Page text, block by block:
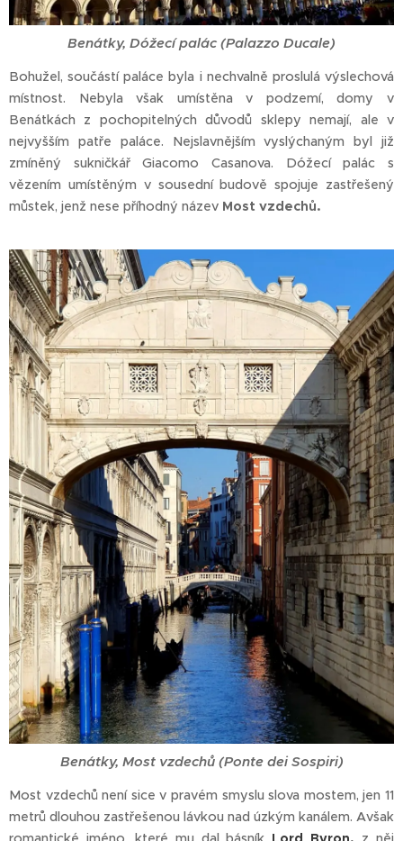
Benátky, Dóžecí palác (Palazzo Ducale)
Bohužel, součástí paláce byla i nechvalně proslulá výslechová
místnost. Nebyla však umístěna v podzemí, domy v
Benátkách z pochopitelných důvodů sklepy nemají, ale v
nejvyšším patře paláce. Nejslavnějším vyslýchaným byl již
zmíněný sukničkář Giacomo Casanova. Dóžecí palác s
vězením umístěným v sousední budově spojuje zastřešený
můstek, jenž nese příhodný název Most vzdechů.
Benátky, Most vzdechů (Ponte dei Sospiri)
Most vzdechů není sice v pravém smyslu slova mostem, jen 11
metrů dlouhou zastřešenou lávkou nad úzkým kanálem. Avšak